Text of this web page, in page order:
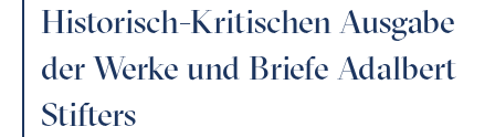
Historisch-Kritischen Ausgabe
der Werke und Briefe Adalbert
Stifters